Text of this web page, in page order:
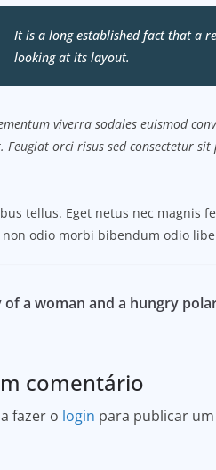
It is a long established fact that a
looking at its layout.
viverra sodales euismod
Feugiat orci risus sed consectetur
tellus. Eget netus nec magnis
non odio morbi bibendum odio
of a woman and a hungry
comentário
fazer o login para publicar